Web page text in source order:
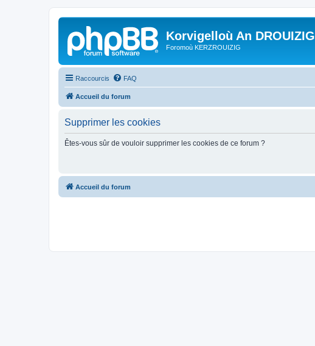
Korvigelloù An DROUIZIG
Foromoù KERZROUIZIG
Raccourcis FAQ
Accueil du forum
Supprimer les cookies
Êtes-vous sûr de vouloir supprimer les cookies de ce forum ?
Accueil du forum